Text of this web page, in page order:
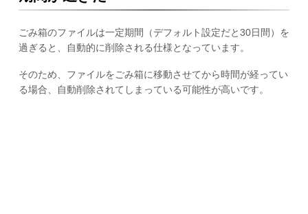
ごみ箱のファイルは一定期間（デフォルト設定だと30日間）を
過ぎると、自動的に削除される仕様となっています。
そのため、ファイルをごみ箱に移動させてから時間が経ってい
る場合、自動削除されてしまっている可能性が高いです。